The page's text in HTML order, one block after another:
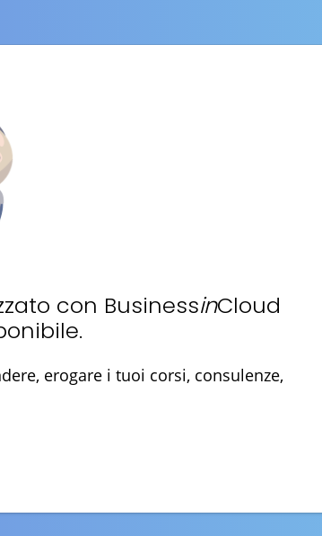
con BusinessinCloud
erogare i tuoi corsi, consulenze,